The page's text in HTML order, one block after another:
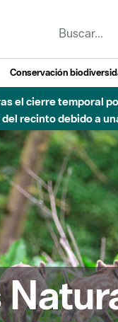
Conservación
el cierre temporal
recinto debido a